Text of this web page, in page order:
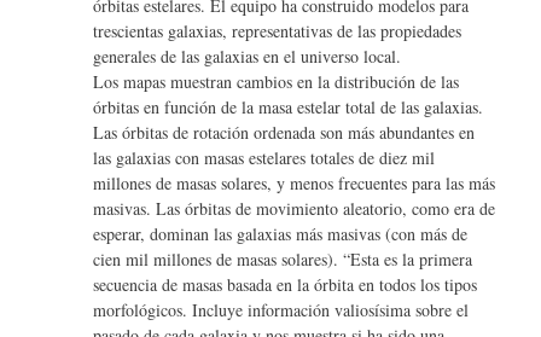
órbitas estelares. El equipo ha construido modelos para
trescientas galaxias, representativas de las propiedades
generales de las galaxias en el universo local.
Los mapas muestran cambios en la distribución de las
órbitas en función de la masa estelar total de las galaxias.
Las órbitas de rotación ordenada son más abundantes en
las galaxias con masas estelares totales de diez mil
millones de masas solares, y menos frecuentes para las más
masivas. Las órbitas de movimiento aleatorio, como era de
esperar, dominan las galaxias más masivas (con más de
cien mil millones de masas solares). “Esta es la primera
secuencia de masas basada en la órbita en todos los tipos
morfológicos. Incluye información valiosísima sobre el